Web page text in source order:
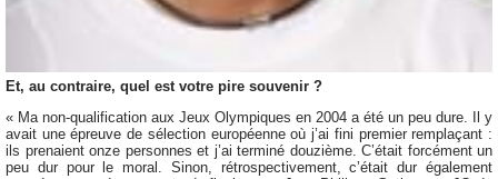
Et, au contraire, quel est votre pire souvenir ?
« Ma non-qualification aux Jeux Olympiques en 2004 a été un peu dure. Il y
avait une épreuve de sélection européenne où j’ai fini premier remplaçant :
ils prenaient onze personnes et j’ai terminé douzième. C’était forcément un
peu dur pour le moral. Sinon, rétrospectivement, c’était dur également